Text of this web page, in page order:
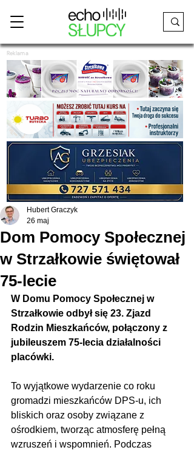
Reklama
Dom Pomocy Społecznej
w Strzałkowie świętował
75-lecie
Hubert Graczyk
26 maj
W Domu Pomocy Społecznej w
Strzałkowie odbył się 23. Zjazd
Rodzin Mieszkańców, połączony z
jubileuszem 75-lecia działalności
placówki.
To wyjątkowe wydarzenie co roku
gromadzi mieszkańców DPS-u, ich
bliskich oraz osoby związane z
ośrodkiem, tworząc atmosferę pełną
wzruszeń i wspomnień. Podczas